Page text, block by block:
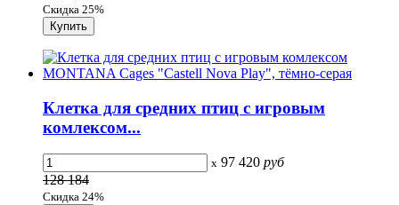
Скидка 25%
Клетка для средних птиц с игровым
комлексом...
x 97 420 руб
128 184
Скидка 24%